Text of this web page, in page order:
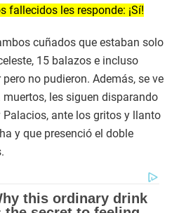
fallecidos les responde: ¡Sí!
cuñados que estaban solo
15 balazos e incluso
no pudieron. Además, se ve
les siguen disparando
ante los gritos y llanto
y que presenció el doble